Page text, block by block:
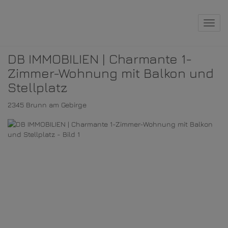
DB IMMOBILIEN | Charmante 1-
Zimmer-Wohnung mit Balkon und
Stellplatz
2345 Brunn am Gebirge